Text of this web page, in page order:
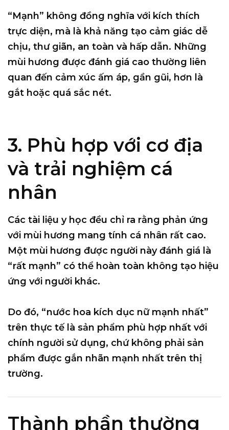
“Mạnh” không đồng nghĩa với kích thích
trực diện, mà là khả năng tạo cảm giác dễ
chịu, thư giãn, an toàn và hấp dẫn. Những
mùi hương được đánh giá cao thường liên
quan đến cảm xúc ấm áp, gần gũi, hơn là
gắt hoặc quá sắc nét.
3. Phù hợp với cơ địa
và trải nghiệm cá
nhân
Các tài liệu y học đều chỉ ra rằng phản ứng
với mùi hương mang tính cá nhân rất cao.
Một mùi hương được người này đánh giá là
“rất mạnh” có thể hoàn toàn không tạo hiệu
ứng với người khác.
Do đó, “nước hoa kích dục nữ mạnh nhất”
trên thực tế là sản phẩm phù hợp nhất với
chính người sử dụng, chứ không phải sản
phẩm được gắn nhãn mạnh nhất trên thị
trường.
Thành phần thường